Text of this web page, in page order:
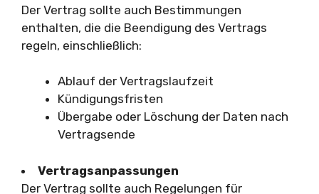
Der Vertrag sollte auch Bestimmungen
enthalten, die die Beendigung des Vertrags
regeln, einschließlich:
Ablauf der Vertragslaufzeit
Kündigungsfristen
Übergabe oder Löschung der Daten nach
Vertragsende
Vertragsanpassungen
Der Vertrag sollte auch Regelungen für